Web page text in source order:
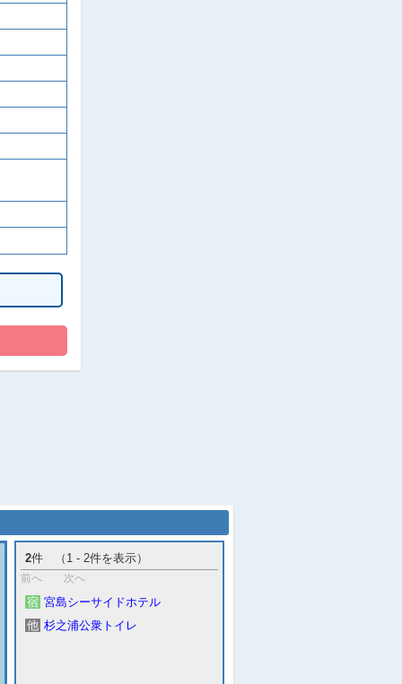
2件 （1 - 2件を表示）
前へ 次へ
宿 宮島シーサイドホテル
他 杉之浦公衆トイレ